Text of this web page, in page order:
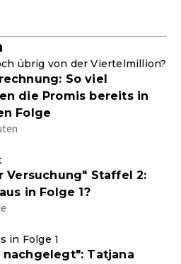
übrig von der Viertelmillion?
So viel
die Promis bereits in
Folge
Versuchung" Staffel 2:
in Folge 1?
in Folge 1
nachgelegt": Tatjana